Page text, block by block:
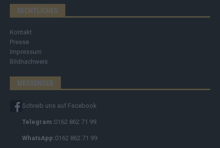
RECHTLICHES
Kontakt
Presse
Impressum
Bildnachweis
MESSENGER
Schreib uns auf Facebook
Telegram:0162 862 71 99
WhatsApp:0162 862 71 99